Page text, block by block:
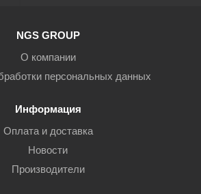
NGS GROUP
О компании
персональных данных
Информация
Оплата и доставка
Новости
Производители